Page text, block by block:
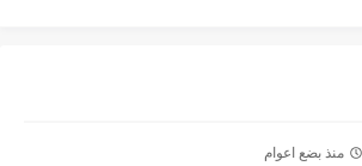
منذ بضع اعوام